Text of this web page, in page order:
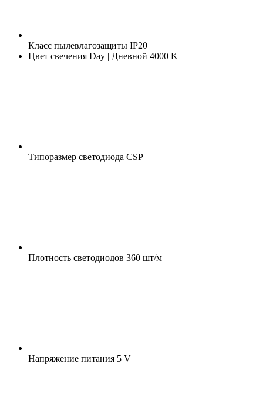
Класс пылевлагозащиты IP20
Цвет свечения Day | Дневной 4000 K
Типоразмер светодиода CSP
Плотность светодиодов 360 шт/м
Напряжение питания 5 V